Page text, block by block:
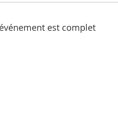
est complet